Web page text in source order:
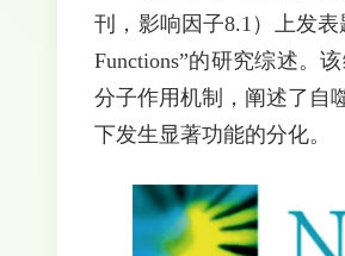
刊，影响因子8.1）上发表
Functions”的研究综述。
分子作用机制，阐述了自
下发生显著功能的分化。